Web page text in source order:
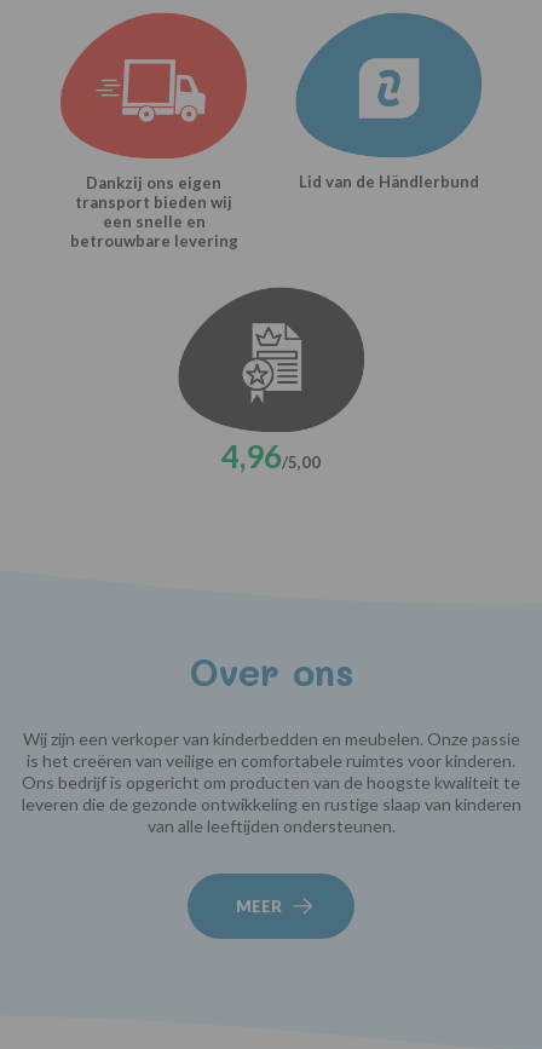
Dankzij ons eigen
transport bieden wij
een snelle en
betrouwbare levering
Lid van de Händlerbund
4,96/5,00
Over ons
Wij zijn een verkoper van kinderbedden en meubelen. Onze passie
is het creëren van veilige en comfortabele ruimtes voor kinderen.
Ons bedrijf is opgericht om producten van de hoogste kwaliteit te
leveren die de gezonde ontwikkeling en rustige slaap van kinderen
van alle leeftijden ondersteunen.
MEER